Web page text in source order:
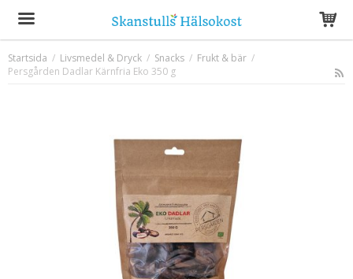
Produkten har blivit tillagd i varukorgen
Startsida / Livsmedel & Dryck / Snacks / Frukt & bär /
Persgården Dadlar Kärnfria Eko 350 g